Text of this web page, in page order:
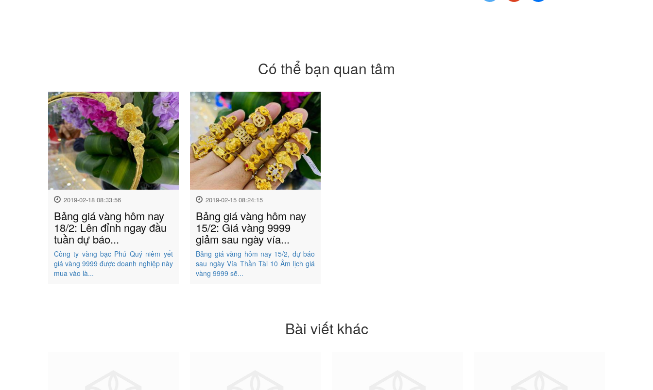
Có thể bạn quan tâm
2019-02-18 08:33:56
Bảng giá vàng hôm nay
18/2: Lên đỉnh ngay đầu
tuần dự báo...
Công ty vàng bạc Phú Quý niêm yết
giá vàng 9999 được doanh nghiệp này
mua vào là...
2019-02-15 08:24:15
Bảng giá vàng hôm nay
15/2: Giá vàng 9999
giảm sau ngày vía...
Bảng giá vàng hôm nay 15/2, dự báo
sau ngày Vía Thần Tài 10 Âm lịch giá
vàng 9999 sẽ...
Bài viết khác